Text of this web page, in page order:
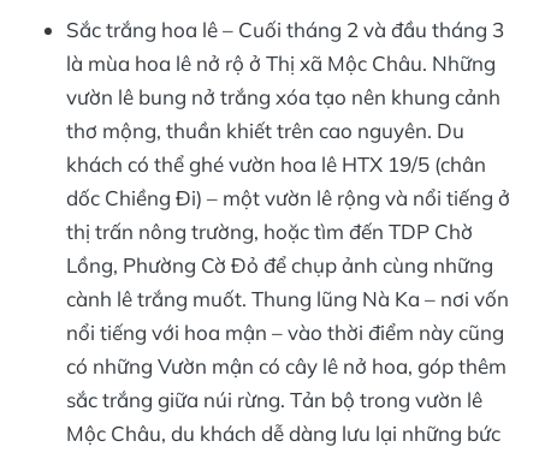
Sắc trắng hoa lê – Cuối tháng 2 và đầu tháng 3
là mùa hoa lê nở rộ ở Thị xã Mộc Châu. Những
vườn lê bung nở trắng xóa tạo nên khung cảnh
thơ mộng, thuần khiết trên cao nguyên. Du
khách có thể ghé vườn hoa lê HTX 19/5 (chân
dốc Chiềng Đi) – một vườn lê rộng và nổi tiếng ở
thị trấn nông trường, hoặc tìm đến TDP Chờ
Lồng, Phường Cờ Đỏ để chụp ảnh cùng những
cành lê trắng muốt. Thung lũng Nà Ka – nơi vốn
nổi tiếng với hoa mận – vào thời điểm này cũng
có những Vườn mận có cây lê nở hoa, góp thêm
sắc trắng giữa núi rừng. Tản bộ trong vườn lê
Mộc Châu, du khách dễ dàng lưu lại những bức